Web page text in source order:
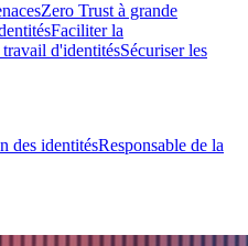
Zero Trust à grande
Faciliter la
d'identitésSécuriser les
des identitésResponsable de la